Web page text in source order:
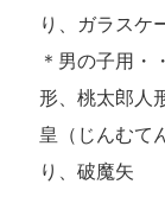
り、ガラスケ
＊男の子用・
形、桃太郎人
皇（じんむて
り、破魔矢